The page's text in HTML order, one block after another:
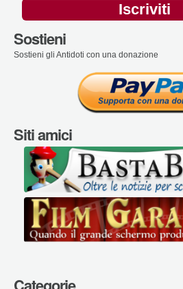
Iscriviti
Sostieni
Sostieni gli Antidoti con una donazione
Siti amici